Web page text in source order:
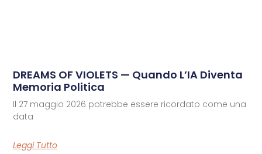
DREAMS OF VIOLETS — Quando L’IA Diventa
Memoria Politica
Il 27 maggio 2026 potrebbe essere ricordato come una
data
Leggi Tutto